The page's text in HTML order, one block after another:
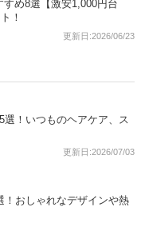
すめ8選【激安1,000円台
！
更新日:2026/06/23
選！いつものヘアケア、ス
更新日:2026/07/03
！おしゃれなデザインや熱